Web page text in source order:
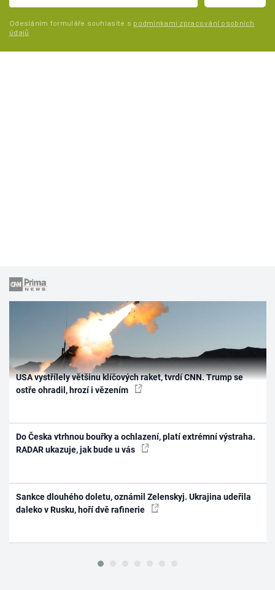
Odesláním formuláře souhlasíte s podmínkami zpracování osobních
údajů
USA vystřílely většinu klíčových raket, tvrdí CNN. Trump se
ostře ohradil, hrozí i vězením
Do Česka vtrhnou bouřky a ochlazení, platí extrémní výstraha.
RADAR ukazuje, jak bude u vás
Sankce dlouhého doletu, oznámil Zelenskyj. Ukrajina udeřila
daleko v Rusku, hoří dvě rafinerie